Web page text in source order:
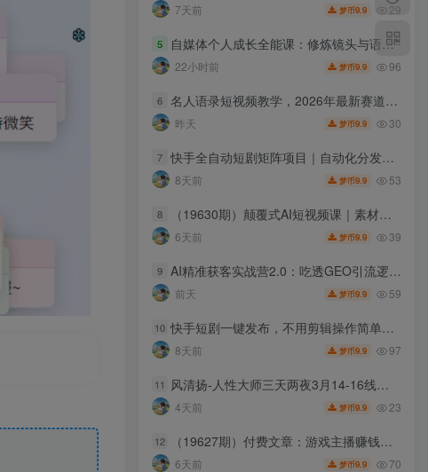
7天前 梦币9.9 29
5 自媒体个人成长全能课：修炼镜头与语言功底，巧用AI做内容打造个人自媒体IP
22小时前 梦币9.9 96
6 名人语录短视频教学，2026年最新赛道，涨粉变现两不误
昨天 梦币9.9 30
7 快手全自动短剧矩阵项目｜自动化分发，流量持续变现【揭秘】
8天前 梦币9.9 53
8 （19630期）颠覆式AI短视频课｜素材挖掘，AI修图，视频重绘，人声处理｜电商实体带货引流全流程实操教学
6天前 梦币9.9 39
9 AI精准获客实战营2.0：吃透GEO引流逻辑，搭建长效稳定客户获取体系
前天 梦币9.9 59
10 快手短剧一键发布，不用剪辑操作简单，副业日入500+。空闲时间轻松赚收益
8天前 梦币9.9 97
11 风清扬-人性大师三天两夜3月14-16线下课2026年，创业高手，都是人性大师【音频】
4天前 梦币9.9 23
12 （19627期）付费文章：游戏主播赚钱的6种盈利模式，一小时怎么也能赚50-200元
6天前 梦币9.9 70